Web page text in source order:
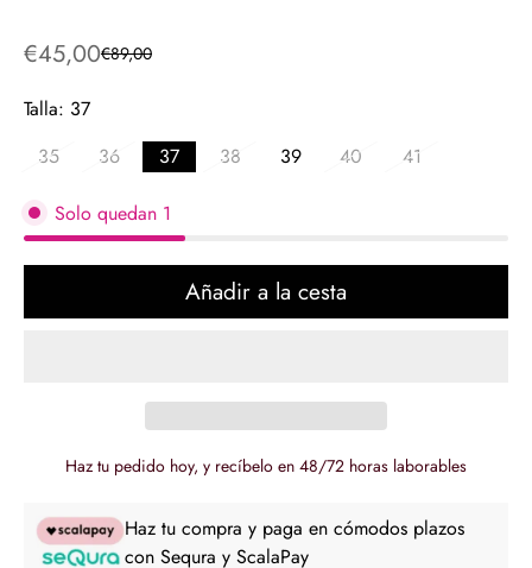
Precio
venta
€45,00
Precio
€89,00
Talla: 37
35
36 37 38 39 40 41
Solo quedan 1
Añadir a la cesta
Haz tu pedido hoy, y recíbelo en 48/72 horas laborables
Haz tu compra y paga en cómodos plazos
con Sequra y ScalaPay